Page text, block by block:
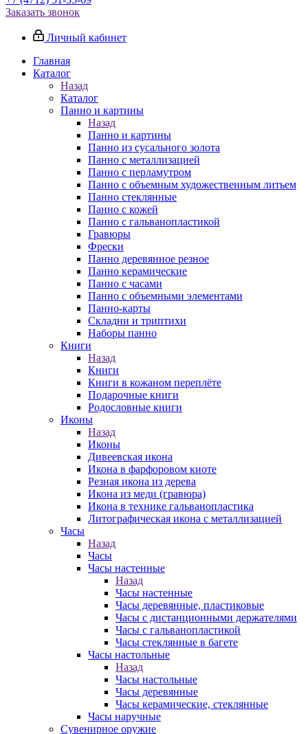
Заказать звонок
Личный кабинет
Главная
Каталог
Назад
Каталог
Панно и картины
Назад
Панно и картины
Панно из сусального золота
Панно с металлизацией
Панно с перламутром
Панно с объемным художественным литьем
Панно стеклянные
Панно с кожей
Панно с гальванопластикой
Гравюры
Фрески
Панно деревянное резное
Панно керамические
Панно с часами
Панно с объемными элементами
Панно-карты
Складни и триптихи
Наборы панно
Книги
Назад
Книги
Книги в кожаном переплёте
Подарочные книги
Родословные книги
Иконы
Назад
Иконы
Дивеевская икона
Икона в фарфоровом киоте
Резная икона из дерева
Икона из меди (гравюра)
Икона в технике гальванопластика
Литографическая икона с металлизацией
Часы
Назад
Часы
Часы настенные
Назад
Часы настенные
Часы деревянные, пластиковые
Часы с дистанционными держателями
Часы с гальванопластикой
Часы стеклянные в багете
Часы настольные
Назад
Часы настольные
Часы деревянные
Часы керамические, стеклянные
Часы наручные
Сувенирное оружие